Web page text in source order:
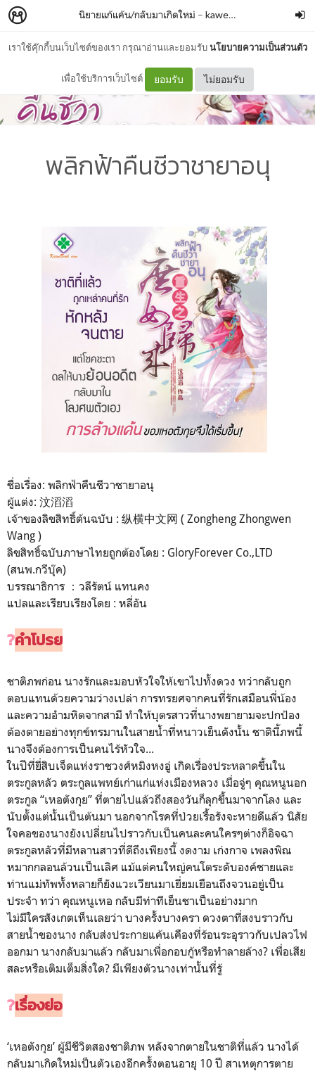
เราใช้คุ๊กกี้บนเว็บไซต์ของเรา กรุณาอ่านและยอมรับนโยบายความเป็นส่วนตัว
เพื่อใช้บริการเว็บไซต์ ยอมรับ ไม่ยอมรับ
นิยายแก้แค้น/กลับมาเกิดใหม่ – kawebook.com
พลิกฟ้าคืนชีวาชายาอนุ
ชื่อเรื่อง: พลิกฟ้าคืนชีวาชายาอนุ
ผู้แต่ง: 汶滔滔
เจ้าของลิขสิทธิ์ต้นฉบับ : 纵横中文网 ( Zongheng Zhongwen
Wang )
ลิขสิทธิ์ฉบับภาษาไทยถูกต้องโดย : GloryForever Co.,LTD
(สนพ.กวีบุ๊ค)
บรรณาธิการ ：วลีรัตน์ แทนคง
แปลและเรียบเรียงโดย : หลี่อัน
?คำโปรย
ชาติภพก่อน นางรักและมอบหัวใจให้เขาไปทั้งดวง ทว่ากลับถูก
ตอบแทนด้วยความว่างเปล่า การทรยศจากคนที่รักเสมือนพี่น้อง
และความอำมหิตจากสามี ทำให้บุตรสาวที่นางพยายามจะปกป้อง
ต้องตายอย่างทุกข์ทรมานในสายน้ำที่หนาวเย็นดังนั้น ชาตินี้ภพนี้
นางจึงต้องการเป็นคนไร้หัวใจ...
ในปีที่ยี่สิบเจ็ดแห่งราชวงศ์หมิงหงอู่ เกิดเรื่องประหลาดขึ้นใน
ตระกูลหลัว ตระกูลแพทย์เก่าแก่แห่งเมืองหลวง เมื่อจู่ๆ คุณหนูนอก
ตระกูล “เหอตังกุย” ที่ตายไปแล้วถึงสองวันก็ลุกขึ้นมาจากโลง และ
นับตั้งแต่นั้นเป็นต้นมา นอกจากโรคที่ป่วยเรื้อรังจะหายดีแล้ว นิสัย
ใจคอของนางยังเปลี่ยนไปราวกับเป็นคนละคนใครๆต่างก็อิจฉา
ตระกูลหลัวที่มีหลานสาวที่ดีถึงเพียงนี้ งดงาม เก่งกาจ เพลงพิณ
หมากกลอนล้วนเป็นเลิศ แม้แต่คนใหญ่คนโตระดับองค์ชายและ
ท่านแม่ทัพทั้งหลายก็ยังแวะเวียนมาเยี่ยมเยือนถึงจวนอยู่เป็น
ประจำ ทว่า คุณหนูเหอ กลับมีท่าทีเย็นชาเป็นอย่างมาก
ไม่มีใครสังเกตเห็นเลยว่า บางครั้งบางครา ดวงตาที่สงบราวกับ
สายน้ำของนาง กลับส่งประกายแค้นเคืองที่ร้อนระอุราวกับเปลวไฟ
ออกมา นางกลับมาแล้ว กลับมาเพื่อกอบกู้หรือทำลายล้าง? เพื่อเสีย
สละหรือเติมเต็มสิ่งใด? มีเพียงตัวนางเท่านั้นที่รู้
?เรื่องย่อ
‘เหอตังกุย’ ผู้มีชีวิตสองชาติภพ หลังจากตายในชาติที่แล้ว นางได้
กลับมาเกิดใหม่เป็นตัวเองอีกครั้งตอนอายุ 10 ปี สาเหตุการตาย